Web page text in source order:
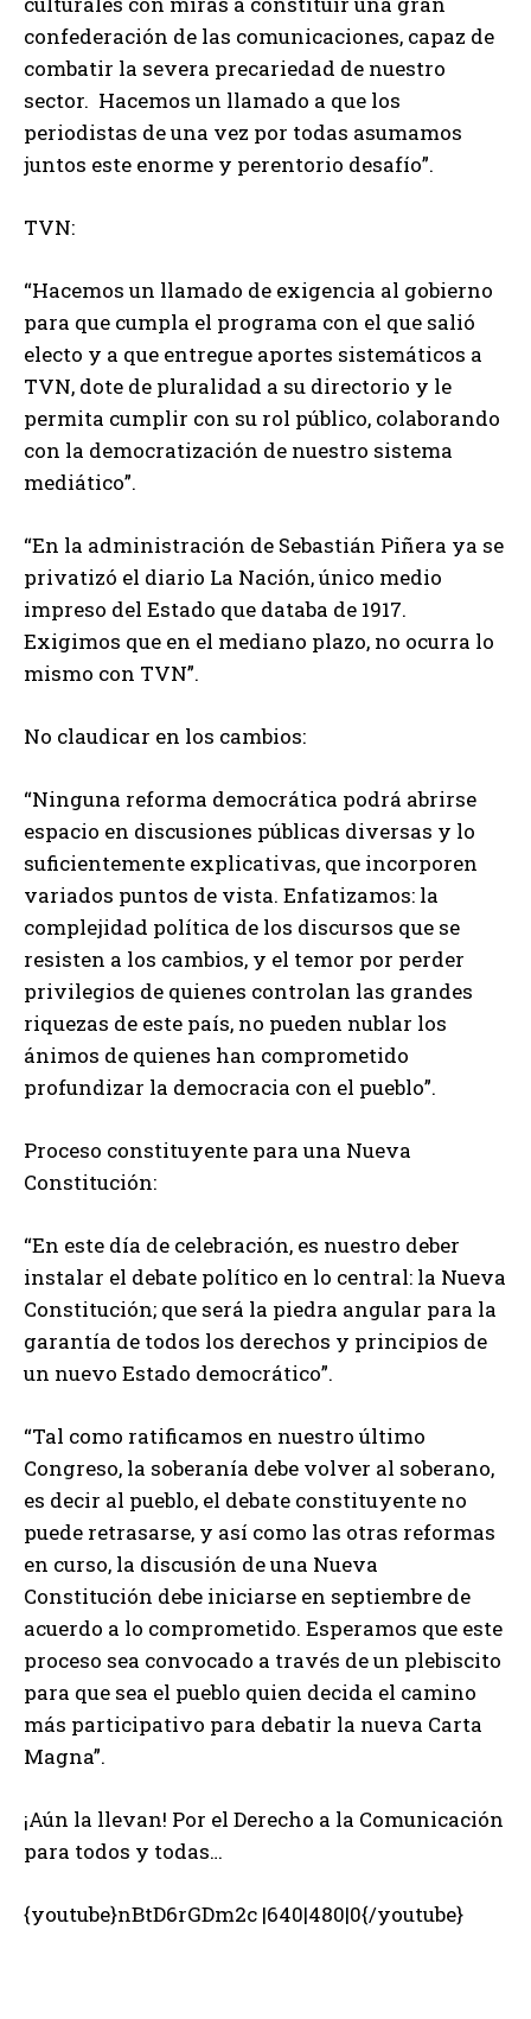
confederación de las comunicaciones, capaz de
combatir la severa precariedad de nuestro
sector. Hacemos un llamado a que los
periodistas de una vez por todas asumamos
juntos este enorme y perentorio desafío”.
TVN:
“Hacemos un llamado de exigencia al gobierno
para que cumpla el programa con el que salió
electo y a que entregue aportes sistemáticos a
TVN, dote de pluralidad a su directorio y le
permita cumplir con su rol público, colaborando
con la democratización de nuestro sistema
mediático”.
“En la administración de Sebastián Piñera ya se
privatizó el diario La Nación, único medio
impreso del Estado que databa de 1917.
Exigimos que en el mediano plazo, no ocurra lo
mismo con TVN”.
No claudicar en los cambios:
“Ninguna reforma democrática podrá abrirse
espacio en discusiones públicas diversas y lo
suficientemente explicativas, que incorporen
variados puntos de vista. Enfatizamos: la
complejidad política de los discursos que se
resisten a los cambios, y el temor por perder
privilegios de quienes controlan las grandes
riquezas de este país, no pueden nublar los
ánimos de quienes han comprometido
profundizar la democracia con el pueblo”.
Proceso constituyente para una Nueva
Constitución:
“En este día de celebración, es nuestro deber
instalar el debate político en lo central: la Nueva
Constitución; que será la piedra angular para la
garantía de todos los derechos y principios de
un nuevo Estado democrático”.
“Tal como ratificamos en nuestro último
Congreso, la soberanía debe volver al soberano,
es decir al pueblo, el debate constituyente no
puede retrasarse, y así como las otras reformas
en curso, la discusión de una Nueva
Constitución debe iniciarse en septiembre de
acuerdo a lo comprometido. Esperamos que este
proceso sea convocado a través de un plebiscito
para que sea el pueblo quien decida el camino
más participativo para debatir la nueva Carta
Magna”.
¡Aún la llevan! Por el Derecho a la Comunicación
para todos y todas…
{youtube}nBtD6rGDm2c |640|480|0{/youtube}